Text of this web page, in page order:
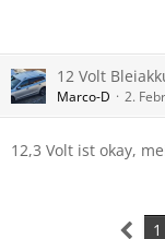
12 Volt
Marco-D 2.
12,3 Volt ist okay,
1